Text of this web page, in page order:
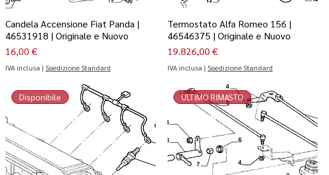
Candela Accensione Fiat Panda |
46531918 | Originale e Nuovo
Prezzo
16,00 €
IVA inclusa | Spedizione Standard
Termostato Alfa Romeo 156 |
46546375 | Originale e Nuovo
Prezzo
19.826,00 €
IVA inclusa | Spedizione Standard
Disponibile ULTIMO RIMASTO